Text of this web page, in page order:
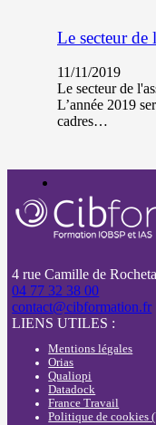
Le secteur de
11/11/2019
Le secteur de
L’année 2019
cadres…
4 rue Camille de
04 77 32 38 00
contact@cibformation.fr
LIENS UTILES :
Mentions légales
Orias
Qualiopi
Datadock
France Travail
Politique de cookies